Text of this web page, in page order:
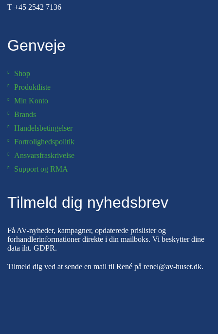
T +45 2542 7136
Genveje
Shop
Produktliste
Min Konto
Brands
Handelsbetingelser
Fortrolighedspolitik
Ansvarsfraskrivelse
Support og RMA
Tilmeld dig nyhedsbrev
Få AV-nyheder, kampagner, opdaterede prislister og
forhandlerinformationer direkte i din mailboks. Vi beskytter dine
data iht. GDPR.
Tilmeld dig ved at sende en mail til René på renel@av-huset.dk.